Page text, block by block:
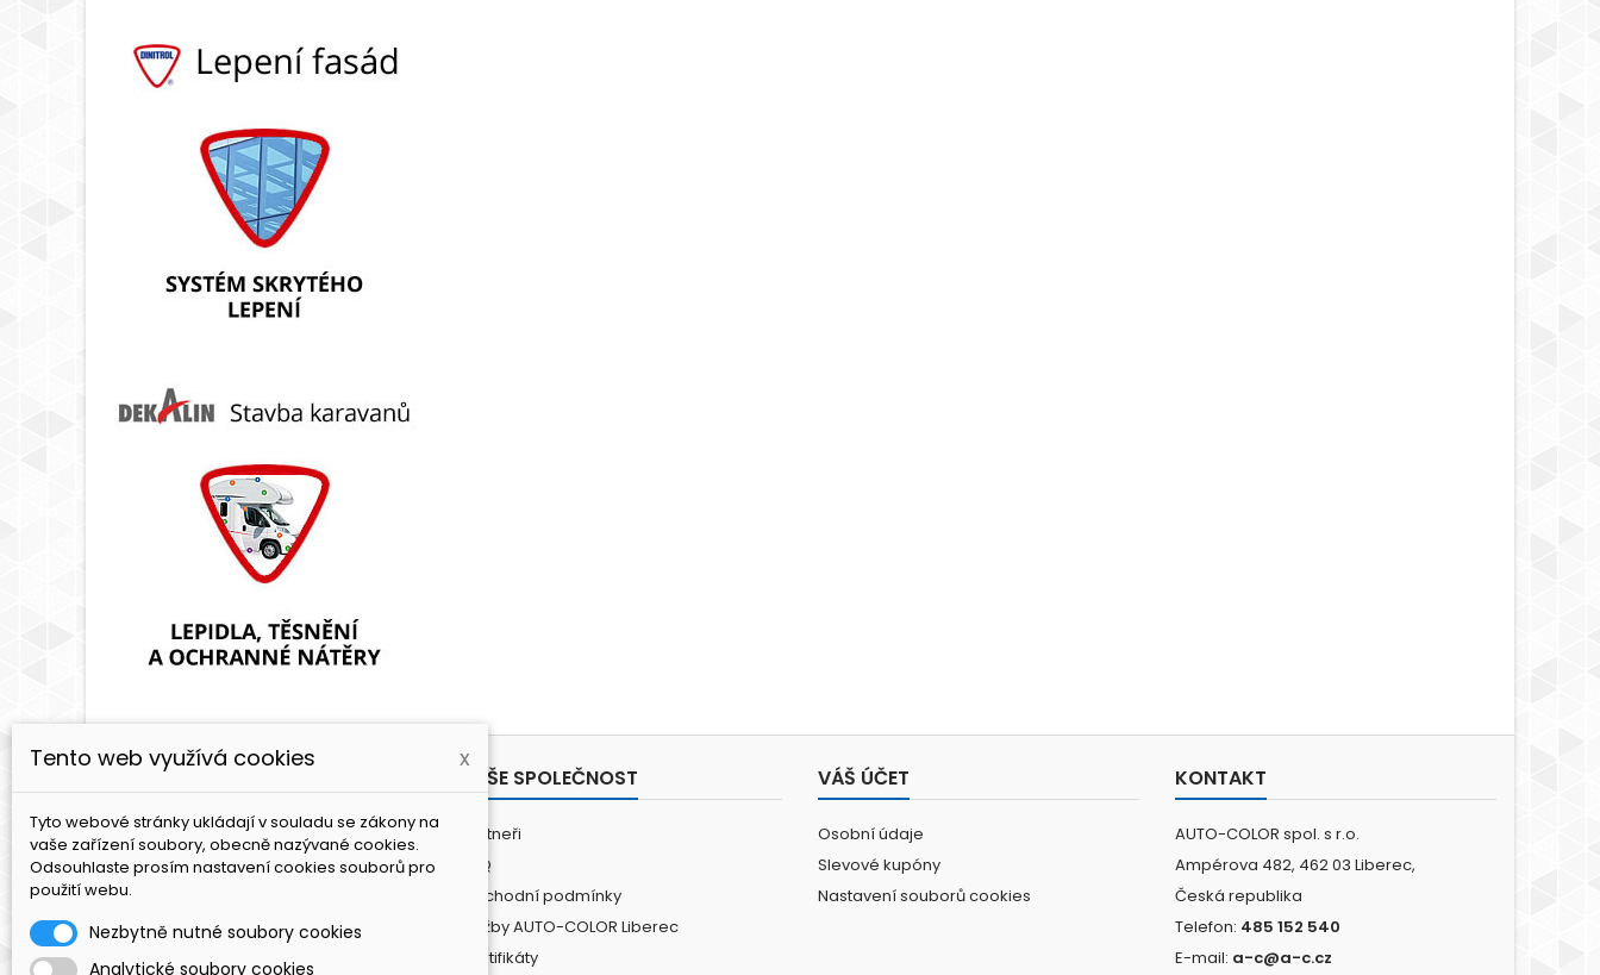
PRODUKTY
Antikoroze
Lepení a tmelení
Lakování
Leštění / Čištění
Fasádní panely
NAŠE SPOLEČNOST
Partneři
FAQ
Obchodní podmínky
Služby AUTO-COLOR Liberec
Certifikáty
VÁŠ ÚČET
Osobní údaje
Slevové kupóny
Nastavení souborů cookies
KONTAKT
AUTO-COLOR spol. s r.o.
Ampérova 482, 462 03 Liberec,
Česká republika
Telefon: 485 152 540
E-mail: a-c@a-c.cz
Tento web využívá cookies x
Tyto webové stránky ukládají v souladu se zákony na
vaše zařízení soubory, obecně nazývané cookies.
Odsouhlaste prosím nastavení cookies souborů pro
použití webu.
Nezbytně nutné soubory cookies
Analytické soubory cookies